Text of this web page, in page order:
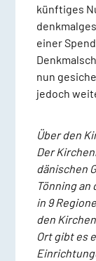
künftiges
einer
nun
jedoch
Über den
Der
dänischen
Tönning an
in 9
den
Ort gibt es